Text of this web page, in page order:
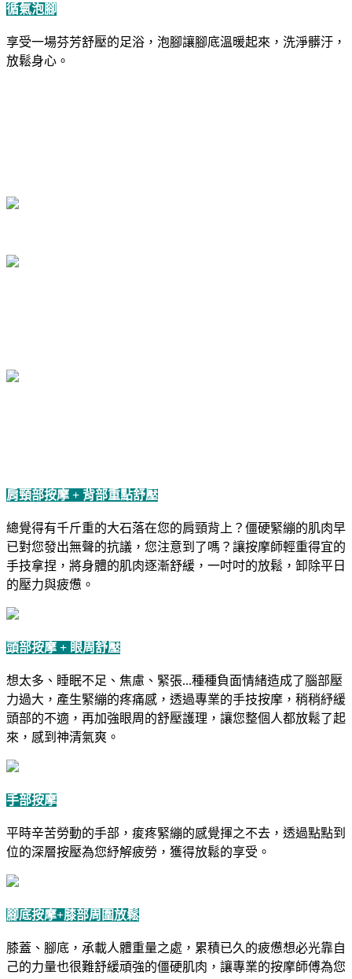
循氣泡腳
享受一場芬芳舒壓的足浴，泡腳讓腳底溫暖起來，洗淨髒汙，
放鬆身心。
肩頸部按摩 + 背部重點舒壓
總覺得有千斤重的大石落在您的肩頸背上？僵硬緊繃的肌肉早
已對您發出無聲的抗議，您注意到了嗎？讓按摩師輕重得宜的
手技拿捏，將身體的肌肉逐漸舒緩，一吋吋的放鬆，卸除平日
的壓力與疲憊。
頭部按摩 + 眼周舒壓
想太多、睡眠不足、焦慮、緊張...種種負面情緒造成了腦部壓
力過大，產生緊繃的疼痛感，透過專業的手技按摩，稍稍紓緩
頭部的不適，再加強眼周的舒壓護理，讓您整個人都放鬆了起
來，感到神清氣爽。
手部按摩
平時辛苦勞動的手部，痠疼緊繃的感覺揮之不去，透過點點到
位的深層按壓為您紓解疲勞，獲得放鬆的享受。
腳底按摩+膝部周圍放鬆
膝蓋、腳底，承載人體重量之處，累積已久的疲憊想必光靠自
己的力量也很難舒緩頑強的僵硬肌肉，讓專業的按摩師傅為您